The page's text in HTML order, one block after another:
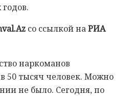
годов.
со ссылкой наРИА
наркоманов
50 тысяч человек. Можно
не было. Сегодня, по